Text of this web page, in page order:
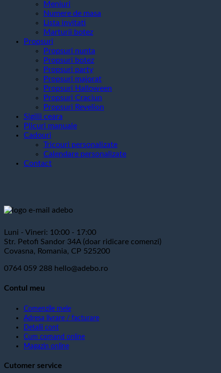
Meniuri
Numere de masa
Lista invitati
Marturii botez
Propsuri
Propsuri nunta
Propsuri botez
Propsuri party
Propsuri majorat
Propsuri Halloween
Propsuri Craciun
Propsuri Revelion
Sigilii ceara
Plicuri manuale
Cadouri
Tricouri personalizate
Calendare personalizate
Contact
Luni - Vineri: 10:00 - 17:00
Str. Petofi Sandor 34A (doar ridicare comenzi)
Covasna, Romania, CP 525200
0764 059 288 hello@adebo.ro
Contul meu
Comenzile mele
Adresa livrare / facturare
Detalii cont
Cum comand online
Magazin online
Cutomer service